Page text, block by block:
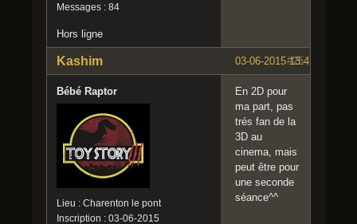
Messages : 84
Hors ligne
#25
03-06-2015 13:47:57
Kashim
Bébé Raptor
Lieu : Charenton le pont
Inscription : 03-06-2015
En 2D pour
ma part, pas
trés fan de la
3D au
cinema, mais
peut être pour
une seconde
séance^^